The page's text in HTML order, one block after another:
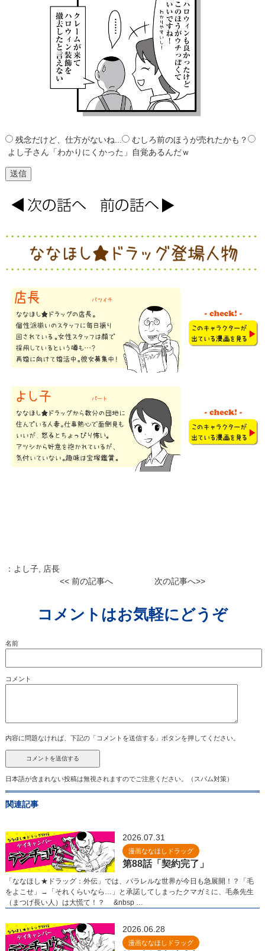
残念だけど、仕方がないね...
むしろ前のほうが売れたかも？
よし子さん「わかりにくかった」自覚あるんだｗ
： よし子,
店長
<< 前の記事へ
次の記事へ>>
コメントはお気軽にどうぞ
名前
コメント
内容に問題なければ、下記の「コメントを送信する」ボタンを押してください。
日本語が含まれない投稿は無視されますのでご注意ください。（スパム対策）
関連記事
2026.07.31
漫画ななほしドラッグ
第88話「契約完了」
「ななほし★ドラッグ：外伝」では、パラレルな世界が今日も急展開！？「毛
をよこせ」→「それくらいなら…」と承諾してしまったクマガミに、毛条先生
（まつげ長い人）は大慌て！？ &nbsp …
2026.06.28
漫画ななほしドラッグ